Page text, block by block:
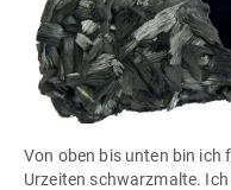
Von oben bis unten bin ich
Urzeiten schwarzmalte.